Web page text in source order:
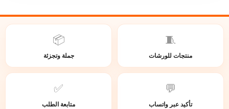
🧵
منتجات للورشات
📦
جملة وتجزئة
💬
تأكيد عبر واتساب
✅
متابعة الطلب